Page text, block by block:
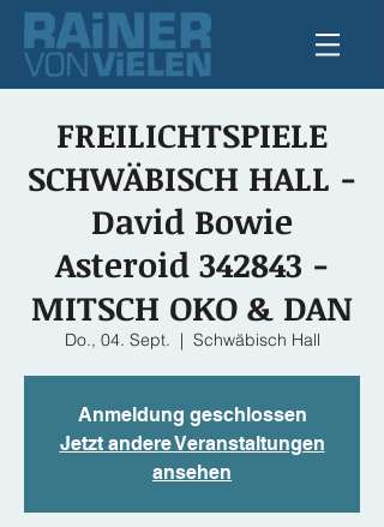
FREILICHTSPIELE
SCHWÄBISCH HALL -
David Bowie
Asteroid 342843 -
MITSCH OKO & DAN
Do., 04. Sept.
  |
Schwäbisch Hall
Anmeldung geschlossen
Jetzt andere Veranstaltungen
ansehen